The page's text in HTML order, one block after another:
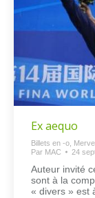
Ex aequo
Billets en -o
Par MAC 24
Auteur invité
sont à la
« divers » est